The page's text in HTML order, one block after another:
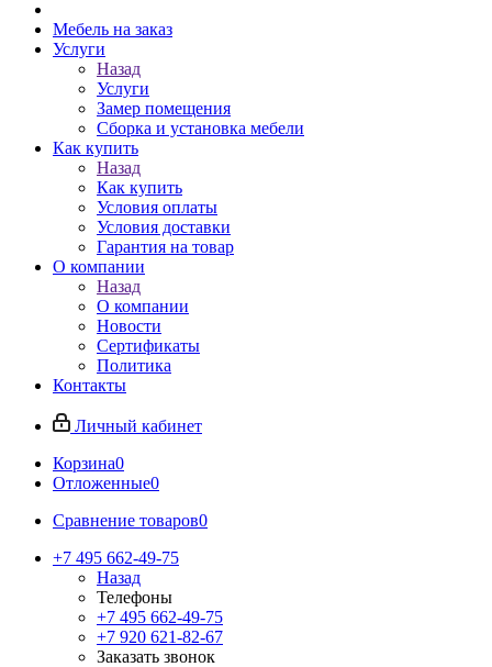
Мебель на заказ
Услуги
Назад
Услуги
Замер помещения
Сборка и установка мебели
Как купить
Назад
Как купить
Условия оплаты
Условия доставки
Гарантия на товар
О компании
Назад
О компании
Новости
Сертификаты
Политика
Контакты
Личный кабинет
Корзина0
Отложенные0
Сравнение товаров0
+7 495 662-49-75
Назад
Телефоны
+7 495 662-49-75
+7 920 621-82-67
Заказать звонок